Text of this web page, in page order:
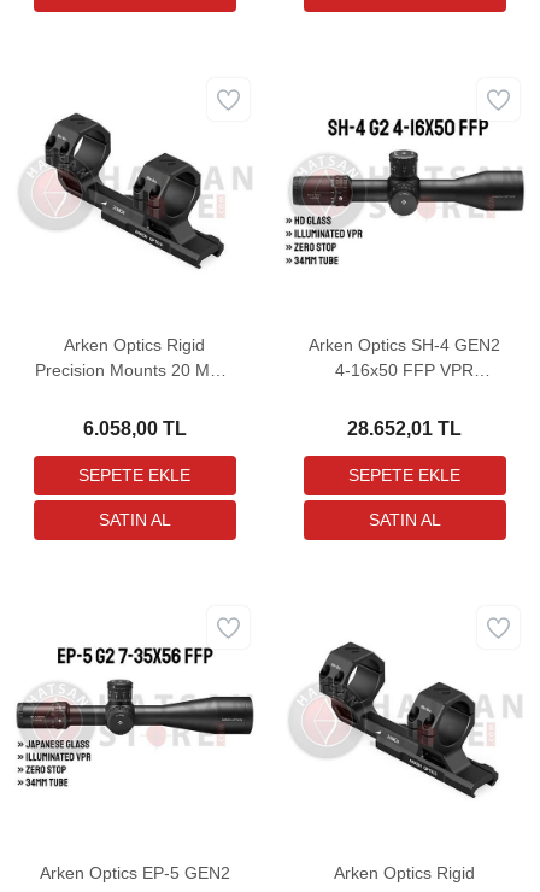
Arken Optics Rigid
Precision Mounts 20 MOA
(30 mm)
6.058,00 TL
Arken Optics SH-4 GEN2
4-16x50 FFP VPR
28.652,01 TL
Arken Optics EP-5 GEN2
Arken Optics Rigid